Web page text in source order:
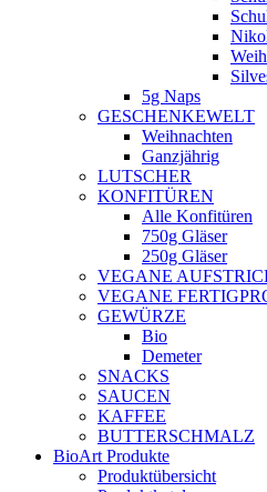
5g Naps
GESCHENKEWELT
Weihnachten
Ganzjährig
LUTSCHER
KONFITÜREN
Alle Konfitüren
750g Gläser
250g Gläser
VEGANE
VEGANE
GEWÜRZE
Bio
Demeter
SNACKS
SAUCEN
KAFFEE
BUTTERSCHMALZ
BioArt Produkte
Produktübersicht